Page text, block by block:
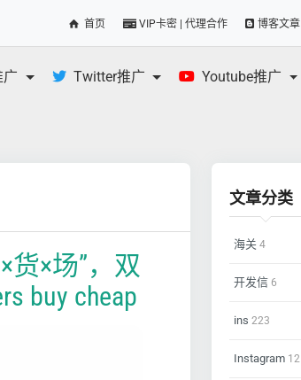
首页 VIP卡密 | 代理合作 博客文章
Twitter推广 Youtube推广
货×场”，双
buy cheap
文章分类
海关 4
开发信 6
ins 223
Instagram 12